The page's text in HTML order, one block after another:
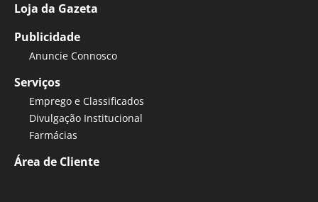
Loja da Gazeta
Publicidade
Anuncie Connosco
Serviços
Emprego e Classificados
Divulgação Institucional
Farmácias
Área de Cliente